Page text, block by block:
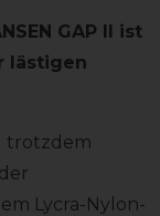
GAP II ist
lästigen
trotzdem
Lycra-Nylon-